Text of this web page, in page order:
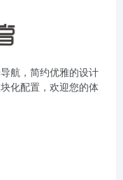
航，简约优雅的设计
化配置，欢迎您的体